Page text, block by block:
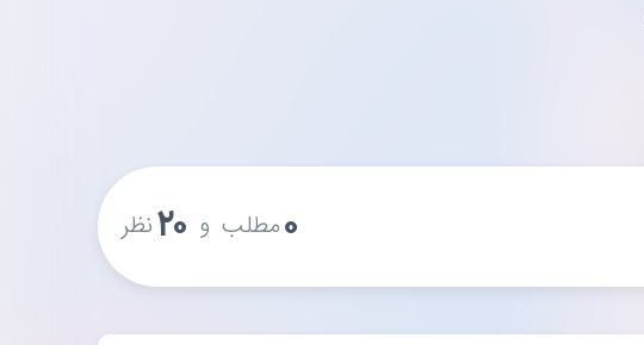
۰مطلب و ۲۰نظر